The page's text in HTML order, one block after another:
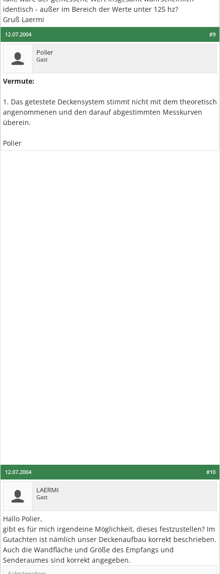
identisch - außer im Bereich der Werte unter 125 hz?
Gruß Laermi
#9
12.07.2004
Polier
Gast
Vermute:
1. Das getestete Deckensystem stimmt nicht mit dem theoretisch
angenommenen und den darauf abgestimmten Messkurven
überein.
Polier
#10
12.07.2004
LAERMI
Gast
Hallo Polier,
gibt es für mich irgendeine Möglichkeit, dieses festzustellen? Im
Gutachten ist nämlich unser Deckenaufbau korrekt beschrieben.
Auch die Wandfläche und Größe des Empfangs und
Senderaumes sind korrekt angegeben.